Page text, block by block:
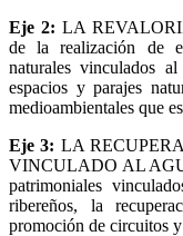
Eje 2: LA
de la realización de
naturales vinculados
espacios y parajes
medioambientales que
Eje 3: LA
VINCULADO AL
patrimoniales
ribereños, la
promoción de circuitos